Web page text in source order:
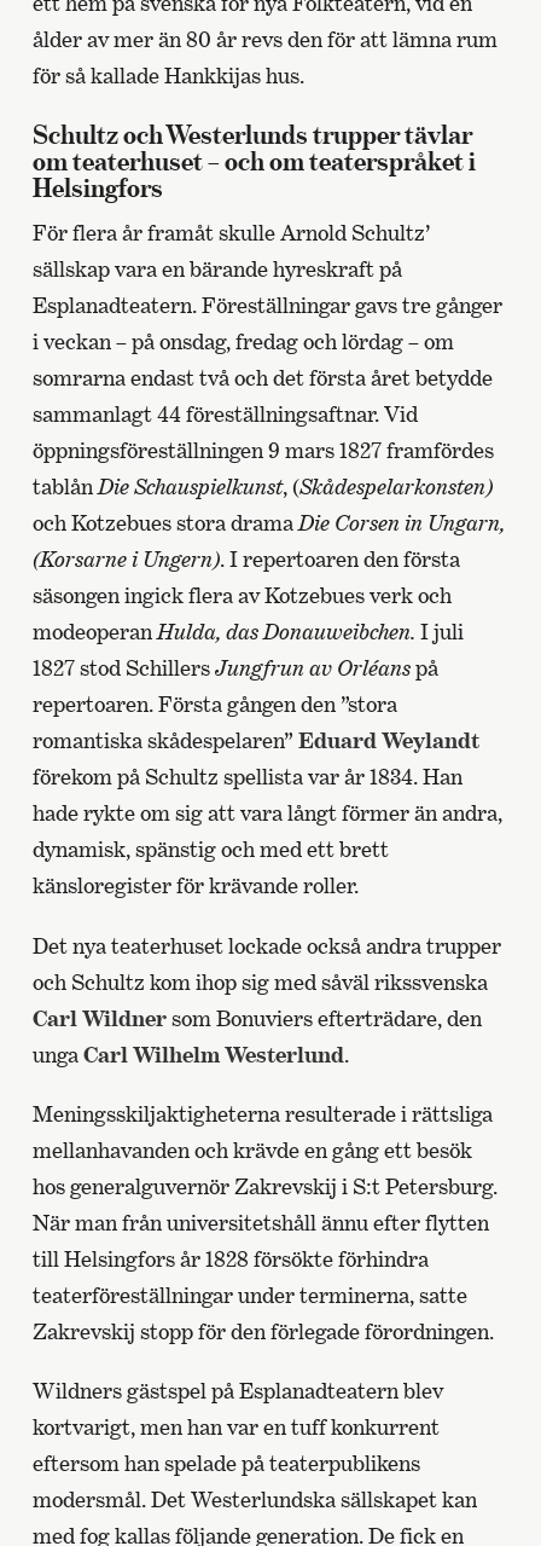
ålder av mer än 80 år revs den för att lämna rum
för så kallade Hankkijas hus.
Schultz och Westerlunds trupper tävlar
om teaterhuset – och om teaterspråket i
Helsingfors
För flera år framåt skulle Arnold Schultz’
sällskap vara en bärande hyreskraft på
Esplanadteatern. Föreställningar gavs tre gånger
i veckan – på onsdag, fredag och lördag – om
somrarna endast två och det första året betydde
sammanlagt 44 föreställningsaftnar. Vid
öppningsföreställningen 9 mars 1827 framfördes
tablånDie Schauspielkunst, (Skådespelarkonsten)
och Kotzebues stora dramaDie Corsen in Ungarn,
(Korsarne i Ungern). I repertoaren den första
säsongen ingick flera av Kotzebues verk och
modeoperanHulda, das Donauweibchen. I juli
1827 stod SchillersJungfrun av Orléanspå
repertoaren. Första gången den ”stora
romantiska skådespelaren” Eduard Weylandt
förekom på Schultz spellista var år 1834. Han
hade rykte om sig att vara långt förmer än andra,
dynamisk, spänstig och med ett brett
känsloregister för krävande roller.
Det nya teaterhuset lockade också andra trupper
och Schultz kom ihop sig med såväl rikssvenska
Carl Wildnersom Bonuviers efterträdare, den
ungaCarl Wilhelm Westerlund.
Meningsskiljaktigheterna resulterade i rättsliga
mellanhavanden och krävde en gång ett besök
hos generalguvernör Zakrevskij i S:t Petersburg.
När man från universitetshåll ännu efter flytten
till Helsingfors år 1828 försökte förhindra
teaterföreställningar under terminerna, satte
Zakrevskij stopp för den förlegade förordningen.
Wildners gästspel på Esplanadteatern blev
kortvarigt, men han var en tuff konkurrent
eftersom han spelade på teaterpublikens
modersmål. Det Westerlundska sällskapet kan
med fog kallas följande generation. De fick en